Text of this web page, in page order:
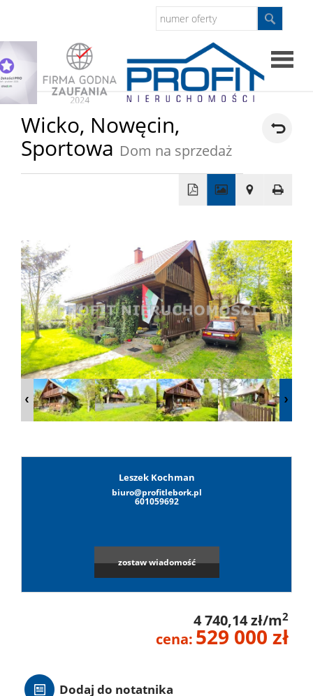
Domy
Dzialki
Lokale
Hale
Hale
Wicko, Nowęcin,
Sportowa Dom na sprzedaż
−
Leaflet
Leszek Kochman
biuro@profitlebork.pl
601059692
zostaw wiadomość
4 740,14 zł/m2
cena: 529 000 zł
Dodaj do notatnika